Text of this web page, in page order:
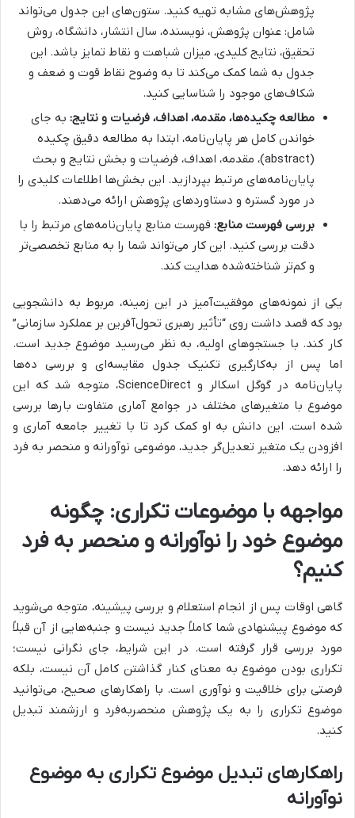
پژوهش‌های مشابه تهیه کنید. ستون‌های این جدول می‌تواند
شامل: عنوان پژوهش، نویسنده، سال انتشار، دانشگاه، روش
تحقیق، نتایج کلیدی، میزان شباهت و نقاط تمایز باشد. این
جدول به شما کمک می‌کند تا به وضوح نقاط قوت و ضعف و
شکاف‌های موجود را شناسایی کنید.
مطالعه چکیده‌ها، مقدمه، اهداف، فرضیات و نتایج: به جای
خواندن کامل هر پایان‌نامه، ابتدا به مطالعه دقیق چکیده
(abstract)، مقدمه، اهداف، فرضیات و بخش نتایج و بحث
پایان‌نامه‌های مرتبط بپردازید. این بخش‌ها اطلاعات کلیدی را
در مورد گستره و دستاوردهای پژوهش ارائه می‌دهند.
بررسی فهرست منابع: فهرست منابع پایان‌نامه‌های مرتبط را با
دقت بررسی کنید. این کار می‌تواند شما را به منابع تخصصی‌تر
و کم‌تر شناخته‌شده هدایت کند.
یکی از نمونه‌های موفقیت‌آمیز در این زمینه، مربوط به دانشجویی
بود که قصد داشت روی “تأثیر رهبری تحول‌آفرین بر عملکرد سازمانی”
کار کند. با جستجوهای اولیه، به نظر می‌رسید موضوع جدید است.
اما پس از به‌کارگیری تکنیک جدول مقایسه‌ای و بررسی ده‌ها
پایان‌نامه در گوگل اسکالر و ScienceDirect، متوجه شد که این
موضوع با متغیرهای مختلف در جوامع آماری متفاوت بارها بررسی
شده است. این دانش به او کمک کرد تا با تغییر جامعه آماری و
افزودن یک متغیر تعدیل‌گر جدید، موضوعی نوآورانه و منحصر به فرد
را ارائه دهد.
مواجهه با موضوعات تکراری: چگونه
موضوع خود را نوآورانه و منحصر به فرد
کنیم؟
گاهی اوقات پس از انجام استعلام و بررسی پیشینه، متوجه می‌شوید
که موضوع پیشنهادی شما کاملاً جدید نیست و جنبه‌هایی از آن قبلاً
مورد بررسی قرار گرفته است. در این شرایط، جای نگرانی نیست؛
تکراری بودن موضوع به معنای کنار گذاشتن کامل آن نیست، بلکه
فرصتی برای خلاقیت و نوآوری است. با راهکارهای صحیح، می‌توانید
موضوع تکراری را به یک پژوهش منحصربه‌فرد و ارزشمند تبدیل
کنید.
راهکارهای تبدیل موضوع تکراری به موضوع
نوآورانه